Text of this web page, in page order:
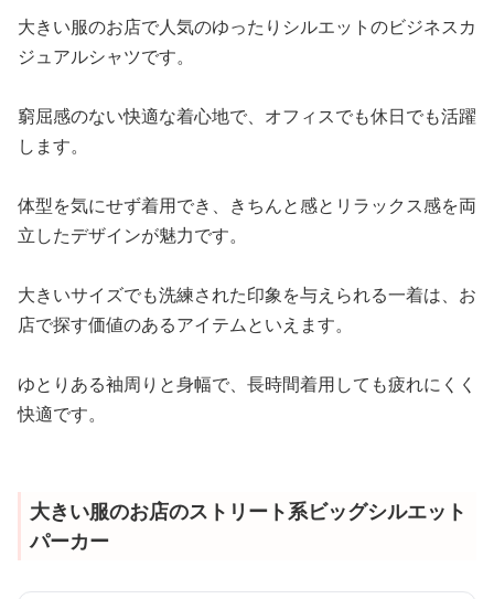
大きい服のお店で人気のゆったりシルエットのビジネスカ
ジュアルシャツです。
窮屈感のない快適な着心地で、オフィスでも休日でも活躍
します。
体型を気にせず着用でき、きちんと感とリラックス感を両
立したデザインが魅力です。
大きいサイズでも洗練された印象を与えられる一着は、お
店で探す価値のあるアイテムといえます。
ゆとりある袖周りと身幅で、長時間着用しても疲れにくく
快適です。
大きい服のお店のストリート系ビッグシルエット
パーカー